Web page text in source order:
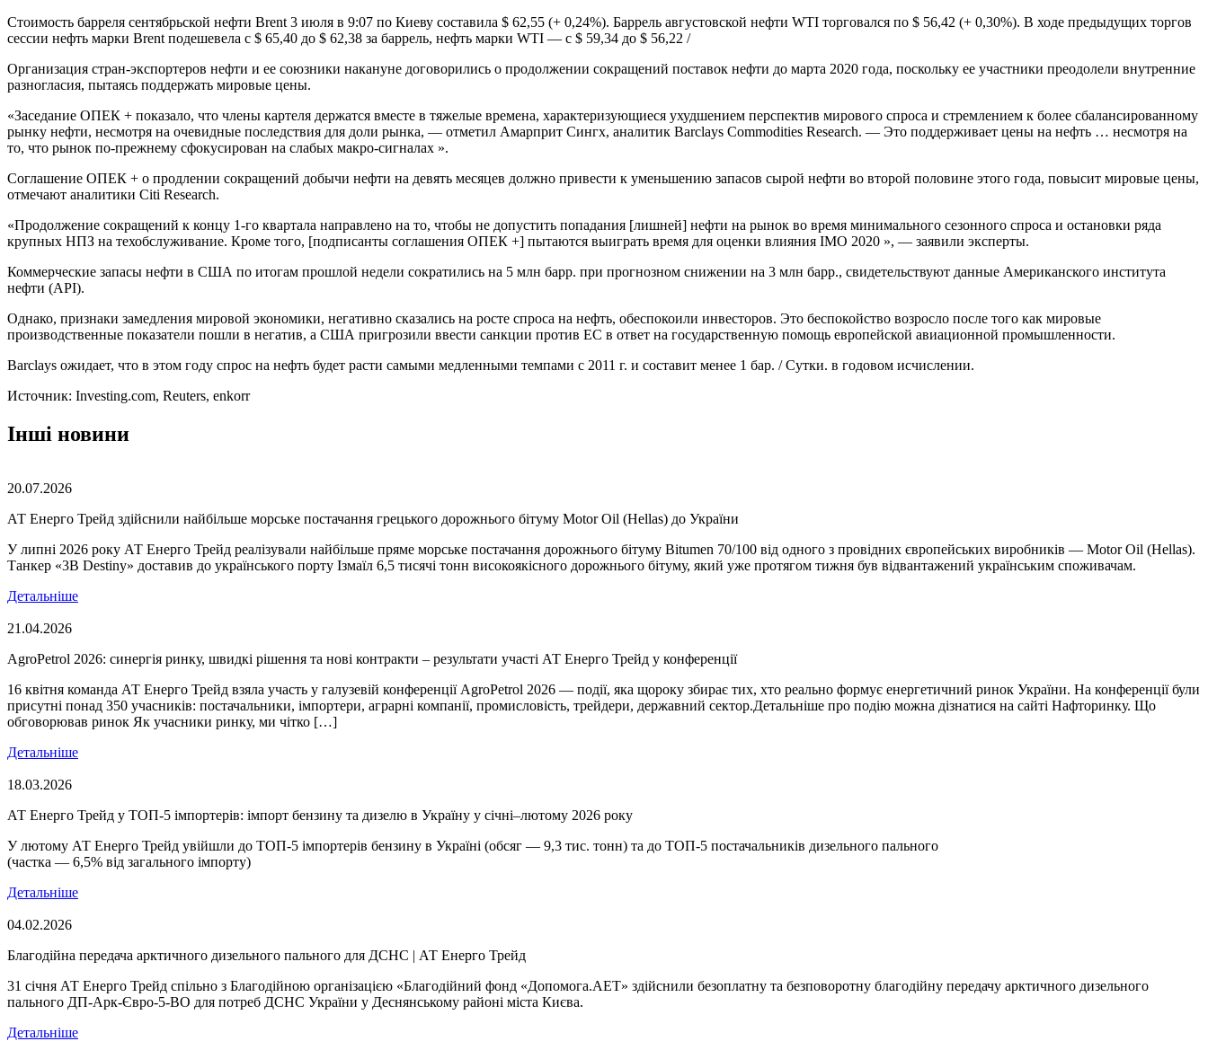
Стоимость барреля сентябрьской нефти Brent 3 июля в 9:07 по Киеву составила $ 62,55 (+ 0,24%). Баррель августовской нефти WTI торговался по $ 56,42 (+ 0,30%). В ходе предыдущих торгов
сессии нефть марки Brent подешевела с $ 65,40 до $ 62,38 за баррель, нефть марки WTI — c $ 59,34 до $ 56,22 /
Организация стран-экспортеров нефти и ее союзники накануне договорились о продолжении сокращений поставок нефти до марта 2020 года, поскольку ее участники преодолели внутренние
разногласия, пытаясь поддержать мировые цены.
«Заседание ОПЕК + показало, что члены картеля держатся вместе в тяжелые времена, характеризующиеся ухудшением перспектив мирового спроса и стремлением к более сбалансированному
рынку нефти, несмотря на очевидные последствия для доли рынка, — отметил Амарприт Сингх, аналитик Barclays Commodities Research. — Это поддерживает цены на нефть … несмотря на
то, что рынок по-прежнему сфокусирован на слабых макро-сигналах ».
Соглашение ОПЕК + о продлении сокращений добычи нефти на девять месяцев должно привести к уменьшению запасов сырой нефти во второй половине этого года, повысит мировые цены,
отмечают аналитики Citi Research.
«Продолжение сокращений к концу 1-го квартала направлено на то, чтобы не допустить попадания [лишней] нефти на рынок во время минимального сезонного спроса и остановки ряда
крупных НПЗ на техобслуживание. Кроме того, [подписанты соглашения ОПЕК +] пытаются выиграть время для оценки влияния IMO 2020 », — заявили эксперты.
Коммерческие запасы нефти в США по итогам прошлой недели сократились на 5 млн барр. при прогнозном снижении на 3 млн барр., свидетельствуют данные Американского института
нефти (API).
Однако, признаки замедления мировой экономики, негативно сказались на росте спроса на нефть, обеспокоили инвесторов. Это беспокойство возросло после того как мировые
производственные показатели пошли в негатив, а США пригрозили ввести санкции против ЕС в ответ на государственную помощь европейской авиационной промышленности.
Barclays ожидает, что в этом году спрос на нефть будет расти самыми медленными темпами с 2011 г. и составит менее 1 бар. / Сутки. в годовом исчислении.
Источник: Investing.com, Reuters, enkorr
Інші новини
20.07.2026
АТ Енерго Трейд здійснили найбільше морське постачання грецького дорожнього бітуму Motor Oil (Hellas) до України
У липні 2026 року АТ Енерго Трейд реалізували найбільше пряме морське постачання дорожнього бітуму Bitumen 70/100 від одного з провідних європейських виробників — Motor Oil (Hellas).
Танкер «3B Destiny» доставив до українського порту Ізмаїл 6,5 тисячі тонн високоякісного дорожнього бітуму, який уже протягом тижня був відвантажений українським споживачам.
Детальніше
21.04.2026
AgroPetrol 2026: синергія ринку, швидкі рішення та нові контракти – результати участі АТ Енерго Трейд у конференції
16 квітня команда АТ Енерго Трейд взяла участь у галузевій конференції AgroPetrol 2026 — події, яка щороку збирає тих, хто реально формує енергетичний ринок України. На конференції були
присутні понад 350 учасників: постачальники, імпортери, аграрні компанії, промисловість, трейдери, державний сектор.Детальніше про подію можна дізнатися на сайті Нафторинку. Що
обговорював ринок Як учасники ринку, ми чітко […]
Детальніше
18.03.2026
АТ Енерго Трейд у ТОП-5 імпортерів: імпорт бензину та дизелю в Україну у січні–лютому 2026 року
У лютому АТ Енерго Трейд увійшли до ТОП-5 імпортерів бензину в Україні (обсяг — 9,3 тис. тонн) та до ТОП-5 постачальників дизельного пального
(частка — 6,5% від загального імпорту)
Детальніше
04.02.2026
Благодійна передача арктичного дизельного пального для ДСНС | АТ Енерго Трейд
31 січня АТ Енерго Трейд спільно з Благодійною організацією «Благодійний фонд «Допомога.АЕТ» здійснили безоплатну та безповоротну благодійну передачу арктичного дизельного
пального ДП-Арк-Євро-5-ВО для потреб ДСНС України у Деснянському районі міста Києва.
Детальніше